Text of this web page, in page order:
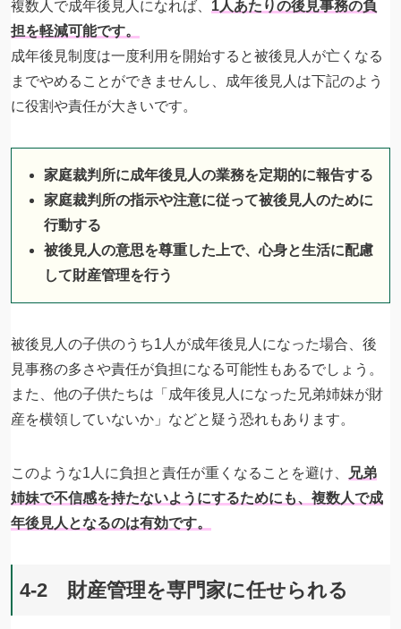
複数人で成年後見人になれば、 1人あたりの後見事務の負
担を軽減可能です。
成年後見制度は一度利用を開始すると被後見人が亡くなる
までやめることができませんし、成年後見人は下記のよう
に役割や責任が大きいです。
家庭裁判所に成年後見人の業務を定期的に報告する
家庭裁判所の指示や注意に従って被後見人のために
行動する
被後見人の意思を尊重した上で、心身と生活に配慮
して財産管理を行う
被後見人の子供のうち1人が成年後見人になった場合、後
見事務の多さや責任が負担になる可能性もあるでしょう。
また、他の子供たちは「成年後見人になった兄弟姉妹が財
産を横領していないか」などと疑う恐れもあります。
このような1人に負担と責任が重くなることを避け、
兄弟
姉妹で不信感を持たないようにするためにも、複数人で成
年後見人となるのは有効です。
4-2 財産管理を専門家に任せられる